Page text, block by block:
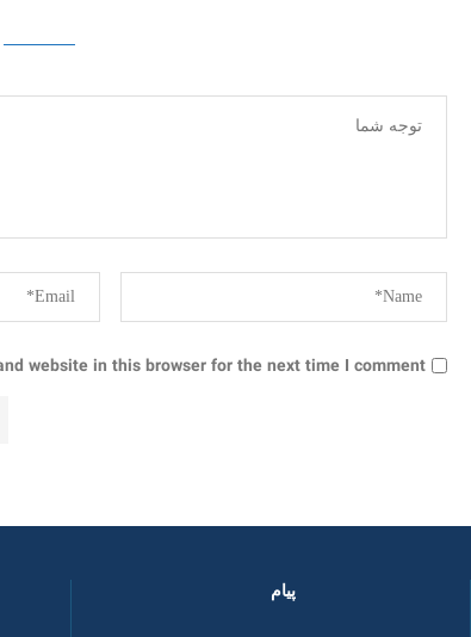
website in this browser for the next time I comment.
پیام